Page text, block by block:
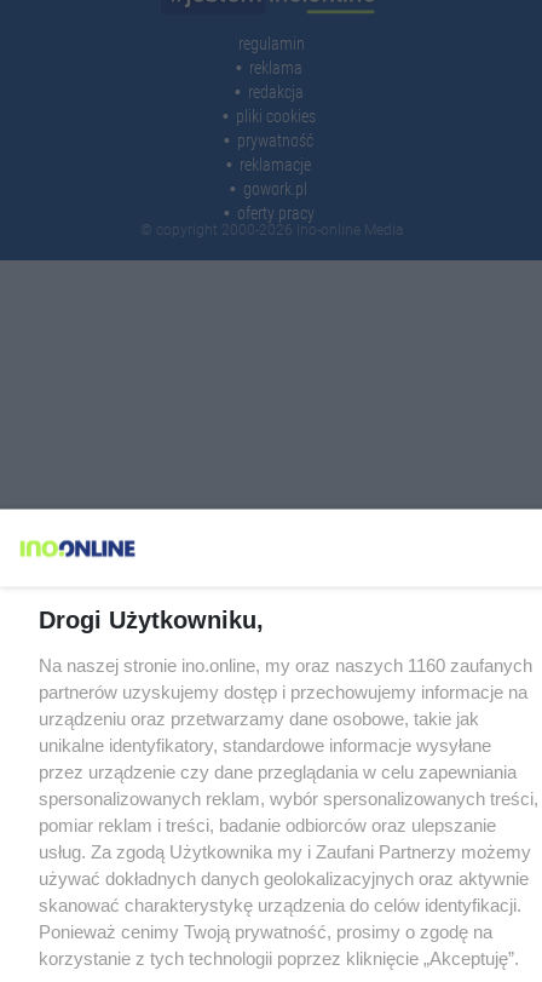
regulamin
reklama
redakcja
pliki cookies
prywatność
reklamacje
gowork.pl
oferty pracy
© copyright 2000-2026 Ino-online Media
Drogi Użytkowniku,
Na naszej stronie ino.online, my oraz naszych 1160 zaufanych
partnerów uzyskujemy dostęp i przechowujemy informacje na
urządzeniu oraz przetwarzamy dane osobowe, takie jak
unikalne identyfikatory, standardowe informacje wysyłane
przez urządzenie czy dane przeglądania w celu zapewniania
spersonalizowanych reklam, wybór spersonalizowanych treści,
pomiar reklam i treści, badanie odbiorców oraz ulepszanie
usług. Za zgodą Użytkownika my i Zaufani Partnerzy możemy
używać dokładnych danych geolokalizacyjnych oraz aktywnie
skanować charakterystykę urządzenia do celów identyfikacji.
Ponieważ cenimy Twoją prywatność, prosimy o zgodę na
korzystanie z tych technologii poprzez kliknięcie „Akceptuję”.